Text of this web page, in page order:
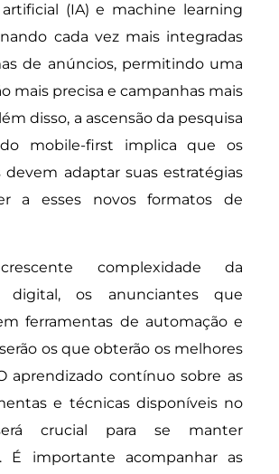
(IA) e machine learning
cada vez mais integradas
de anúncios, permitindo uma
mais precisa e campanhas mais
disso, a ascensão da pesquisa
mobile-first implica que os
devem adaptar suas estratégias
a esses novos formatos de
complexidade da
digital, os anunciantes que
ferramentas de automação e
os que obterão os melhores
aprendizado contínuo sobre as
e técnicas disponíveis no
crucial para se manter
É importante acompanhar as